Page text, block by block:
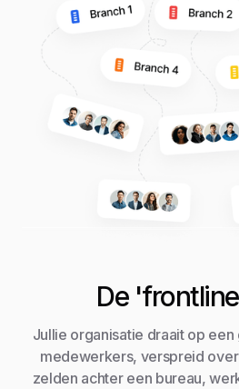
De
Jullie organisatie draait op
medewerkers, verspreid
zelden achter een bureau,